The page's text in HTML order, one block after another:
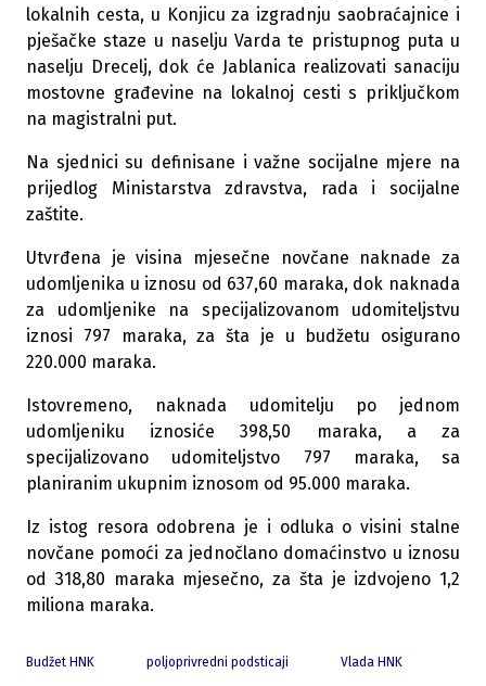
lokalnih cesta, u Konjicu za izgradnju saobraćajnice i
pješačke staze u naselju Varda te pristupnog puta u
naselju Drecelj, dok će Jablanica realizovati sanaciju
mostovne građevine na lokalnoj cesti s priključkom
na magistralni put.
Na sjednici su definisane i važne socijalne mjere na
prijedlog Ministarstva zdravstva, rada i socijalne
zaštite.
Utvrđena je visina mjesečne novčane naknade za
udomljenika u iznosu od 637,60 maraka, dok naknada
za udomljenike na specijalizovanom udomiteljstvu
iznosi 797 maraka, za šta je u budžetu osigurano
220.000 maraka.
Istovremeno, naknada udomitelju po jednom
udomljeniku iznosiće 398,50 maraka, a za
specijalizovano udomiteljstvo 797 maraka, sa
planiranim ukupnim iznosom od 95.000 maraka.
Iz istog resora odobrena je i odluka o visini stalne
novčane pomoći za jednočlano domaćinstvo u iznosu
od 318,80 maraka mjesečno, za šta je izdvojeno 1,2
miliona maraka.
Budžet HNK poljoprivredni podsticaji Vlada HNK